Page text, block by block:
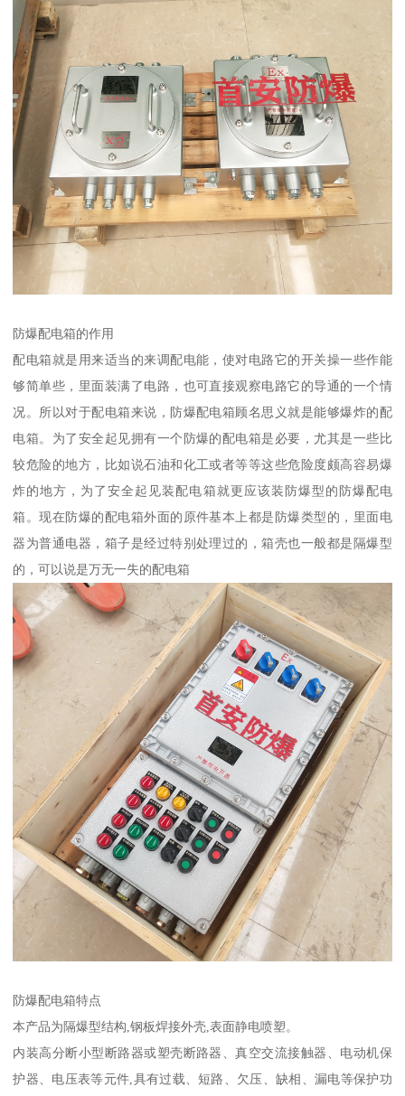
防爆配电箱的作用
配电箱就是用来适当的来调配电能，使对电路它的开关操一些作能
够简单些，里面装满了电路，也可直接观察电路它的导通的一个情
况。所以对于配电箱来说，防爆配电箱顾名思义就是能够爆炸的配
电箱。为了安全起见拥有一个防爆的配电箱是必要，尤其是一些比
较危险的地方，比如说石油和化工或者等等这些危险度颇高容易爆
炸的地方，为了安全起见装配电箱就更应该装防爆型的防爆配电
箱。现在防爆的配电箱外面的原件基本上都是防爆类型的，里面电
器为普通电器，箱子是经过特别处理过的，箱壳也一般都是隔爆型
的，可以说是万无一失的配电箱
防爆配电箱特点
本产品为隔爆型结构,钢板焊接外壳,表面静电喷塑。
内装高分断小型断路器或塑壳断路器、真空交流接触器、电动机保
护器、电压表等元件,具有过载、短路、欠压、缺相、漏电等保护功